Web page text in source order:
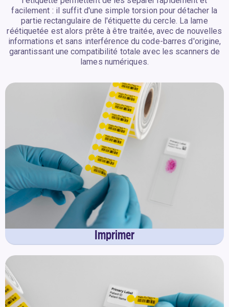
facilement : il suffit d'une simple torsion pour détacher la
partie rectangulaire de l'étiquette du cercle. La lame
réétiquetée est alors prête à être traitée, avec de nouvelles
informations et sans interférence du code-barres d'origine,
garantissant une compatibilité totale avec les scanners de
lames numériques.
Imprimer